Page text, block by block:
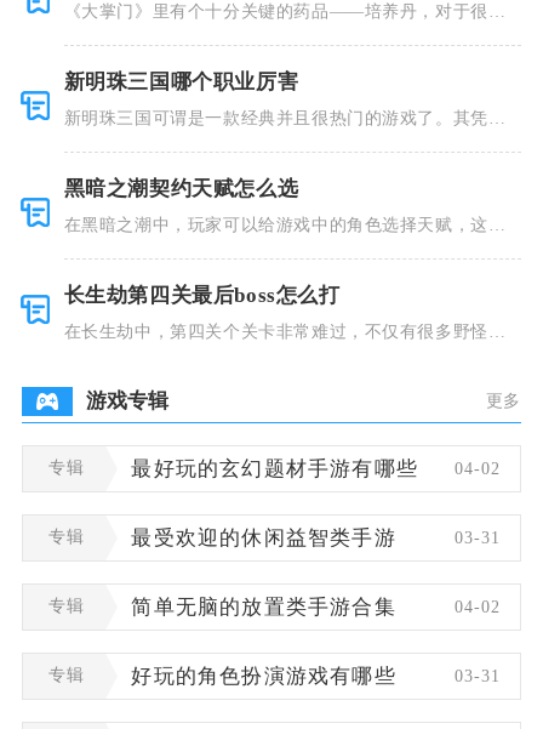
《大掌门》里有个十分关键的药品——培养丹，对于很多
新明珠三国哪个职业厉害
新明珠三国可谓是一款经典并且很热门的游戏了。其凭借
黑暗之潮契约天赋怎么选
在黑暗之潮中，玩家可以给游戏中的角色选择天赋，这些
长生劫第四关最后boss怎么打
在长生劫中，第四关个关卡非常难过，不仅有很多野怪，
游戏专辑 更多
专辑 最好玩的玄幻题材手游有哪些 04-02
专辑 最受欢迎的休闲益智类手游 03-31
专辑 简单无脑的放置类手游合集 04-02
专辑 好玩的角色扮演游戏有哪些 03-31